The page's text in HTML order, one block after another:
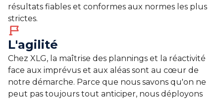
résultats fiables et conformes aux normes les plus
strictes.
L'agilité
Chez XLG, la maîtrise des plannings et la réactivité
face aux imprévus et aux aléas sont au cœur de
notre démarche. Parce que nous savons qu'on ne
peut pas toujours tout anticiper, nous déployons